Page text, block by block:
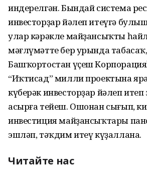
индерелгән. Бындай система
инвесторҙар йәлеп итеүгә
улар кәрәкле майҙансыҡты
мәғлүмәтте бер урында
Башҡортостан үҫеш
“Иҡтисад” милли проектына
күберәк инвесторҙар йәлеп
асырға тейеш. Ошонан сығып,
инвестиция майҙансыҡтары
эшләп, тәҡдим итеү күҙаллана.
Читайте нас